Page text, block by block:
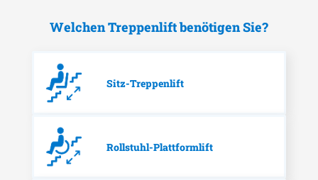
Welchen Treppenlift benötigen Sie?
Sitz-Treppenlift
Rollstuhl-Plattformlift